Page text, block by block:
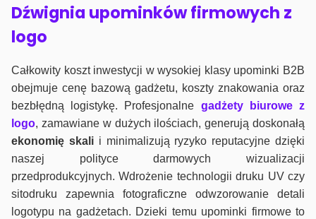
Dźwignia upominków firmowych z
logo
Całkowity koszt inwestycji w wysokiej klasy upominki B2B
obejmuje cenę bazową gadżetu, koszty znakowania oraz
bezbłędną logistykę. Profesjonalne gadżety biurowe z
logo, zamawiane w dużych ilościach, generują doskonałą
ekonomię skalii minimalizują ryzyko reputacyjne dzięki
naszej polityce darmowych wizualizacji
przedprodukcyjnych. Wdrożenie technologii druku UV czy
sitodruku zapewnia fotograficzne odwzorowanie detali
logotypu na gadżetach. Dzieki temu upominki firmowe to